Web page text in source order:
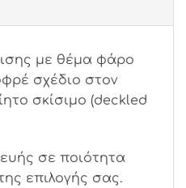
με θέμα φάρο
σχέδιο στον
σκίσιμο (deckled
σε ποιότητα
επιλογής σας.